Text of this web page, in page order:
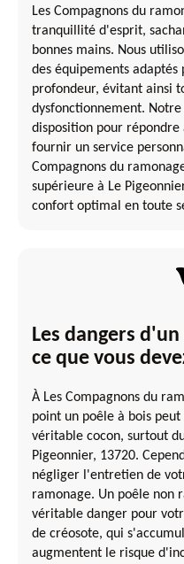
Les Compagnons du
tranquillité d'esprit,
bonnes mains. Nous
des équipements
profondeur, évitant ainsi
dysfonctionnement.
disposition pour répondre
fournir un service
Compagnons du
supérieure à Le
confort optimal en toute
Les dangers
ce que vous
À Les Compagnons du
point un poêle à bois
véritable cocon, surtout
Pigeonnier, 13720.
négliger l'entretien de
ramonage. Un poêle non
véritable danger pour
de créosote, qui
augmentent le risque